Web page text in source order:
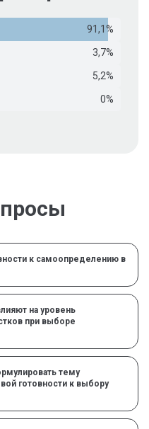
91,1%
3,7%
5,2%
0%
к самоопределению в
на уровень
при выборе
тему
готовности к выбору